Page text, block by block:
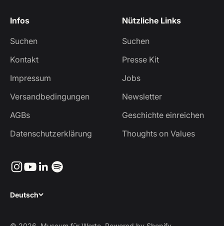
Infos
Suchen
Kontakt
Impressum
Versandbedingungen
AGBs
Datenschutzerklärung
Nützliche Links
Suchen
Presse Kit
Jobs
Newsletter
Geschichte einreichen
Thoughts on Values
Deutsch